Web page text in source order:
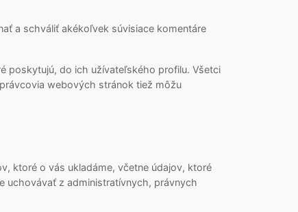
a schváliť akékoľvek súvisiace komentáre
poskytujú, do ich užívateľského profilu. Všetci
webových stránok tiež môžu
ktoré o vás ukladáme, včetne údajov, ktoré
uchovávať z administratívnych, právnych